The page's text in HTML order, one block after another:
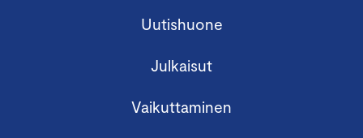
Uutishuone
Julkaisut
Vaikuttaminen